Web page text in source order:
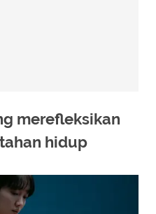
merefleksikan
hidup